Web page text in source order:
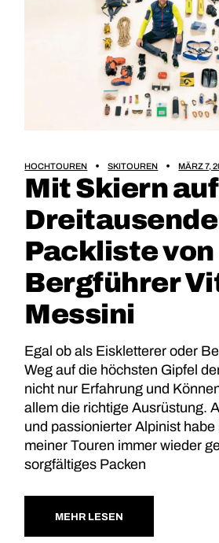
HOCHTOUREN SKITOUREN MÄRZ 7,
Mit Skiern
Packliste von
Bergführer
Messini
Egal ob als Eiskletterer oder
Weg auf die höchsten Gipfel
nicht nur Erfahrung und
allem die richtige Ausrüstung.
und passionierter Alpinist habe
meiner Touren immer wieder
sorgfältiges Packen
MEHR LESEN